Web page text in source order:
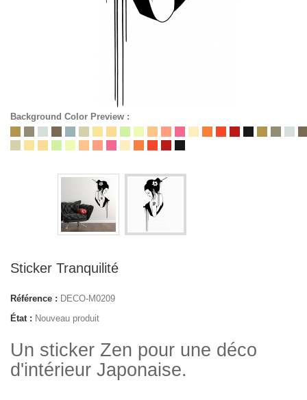
Background Color Preview :
Sticker Tranquilité
Référence : DECO-M0209
État : Nouveau produit
Un sticker Zen pour une déco
d'intérieur Japonaise.